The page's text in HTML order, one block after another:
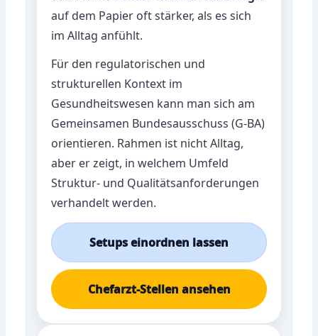
auf dem Papier oft stärker, als es sich
im Alltag anfühlt.
Für den regulatorischen und
strukturellen Kontext im
Gesundheitswesen kann man sich am
Gemeinsamen Bundesausschuss (G-BA)
orientieren. Rahmen ist nicht Alltag,
aber er zeigt, in welchem Umfeld
Struktur- und Qualitätsanforderungen
verhandelt werden.
Setups einordnen lassen
Chefarzt-Stellen ansehen